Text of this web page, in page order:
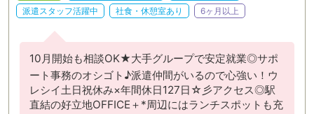
派遣スタッフ活躍中
社食・休憩室あり 6ヶ月以上
10月開始も相談OK★大手グループで安定就業◎サポ
ート事務のオシゴト♪派遣仲間がいるので心強い！ウ
レシイ土日祝休み×年間休日127日☆彡アクセス◎駅
直結の好立地OFFICE＋*周辺にはランチスポットも充